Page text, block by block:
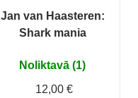
Jan van Haasteren:
Shark mania
Noliktavā (1)
12,00 €